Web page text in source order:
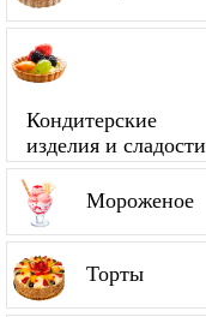
Кондитерские
изделия и сладости
Мороженое
Торты